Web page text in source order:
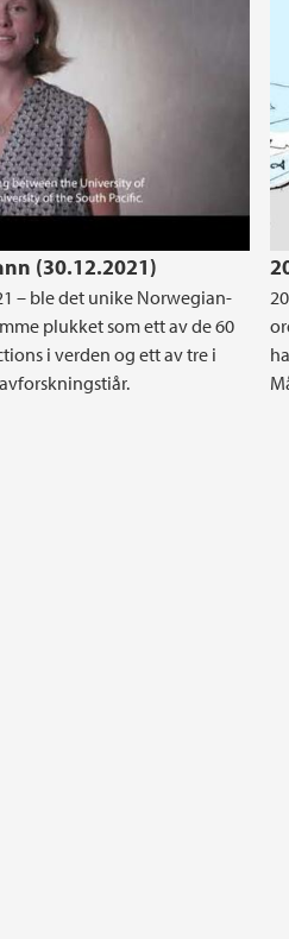
(30.12.2021)
– ble det unike Norwegian-
plukket som ett av de 60
i verden og ett av tre i